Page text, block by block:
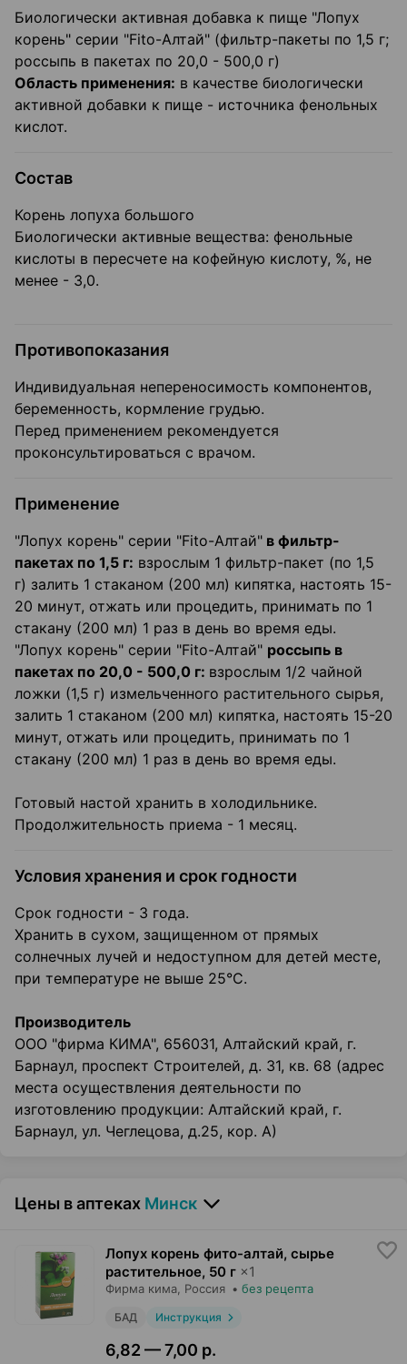
Биологически активная добавка к пище "Лопух
корень" серии "Fito-Алтай" (фильтр-пакеты по 1,5 г;
россыпь в пакетах по 20,0 - 500,0 г)
Область применения: в качестве биологически
активной добавки к пище - источника фенольных
кислот.
Состав
Корень лопуха большого
Биологически активные вещества: фенольные
кислоты в пересчете на кофейную кислоту, %, не
менее - 3,0.
Противопоказания
Индивидуальная непереносимость компонентов,
беременность, кормление грудью.
Перед применением рекомендуется
проконсультироваться с врачом.
Применение
"Лопух корень" серии "Fito-Алтай" в фильтр-
пакетах по 1,5 г: взрослым 1 фильтр-пакет (по 1,5
г) залить 1 стаканом (200 мл) кипятка, настоять 15-
20 минут, отжать или процедить, принимать по 1
стакану (200 мл) 1 раз в день во время еды.
"Лопух корень" серии "Fito-Алтай" россыпь в
пакетах по 20,0 - 500,0 г: взрослым 1/2 чайной
ложки (1,5 г) измельченного растительного сырья,
залить 1 стаканом (200 мл) кипятка, настоять 15-20
минут, отжать или процедить, принимать по 1
стакану (200 мл) 1 раз в день во время еды.
Готовый настой хранить в холодильнике.
Продолжительность приема - 1 месяц.
Условия хранения и срок годности
Срок годности - 3 года.
Хранить в сухом, защищенном от прямых
солнечных лучей и недоступном для детей месте,
при температуре не выше 25°С.
Производитель
ООО "фирма КИМА", 656031, Алтайский край, г.
Барнаул, проспект Строителей, д. 31, кв. 68 (адрес
места осуществления деятельности по
изготовлению продукции: Алтайский край, г.
Барнаул, ул. Чеглецова, д.25, кор. А)
Цены в аптеках Минск
Лопух корень фито-алтай, сырье
растительное, 50 г ×1
Фирма кима, Россия • без рецепта
БАД Инструкция
6,82 — 7,00 р.